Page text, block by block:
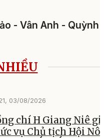
- Vân Anh - Quỳnh
03/08/2026
chí H Giang Niê
vụ Chủ tịch Hội